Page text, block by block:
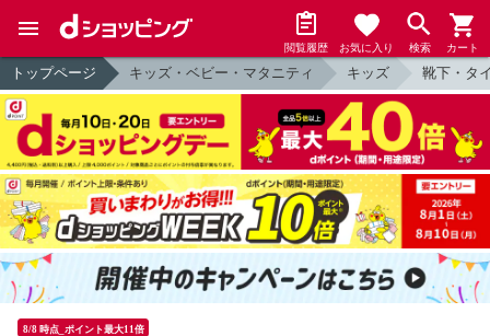
閲覧履歴 お気に入り 検索 カート
トップページ キッズ・ベビー・マタニティ キッズ 靴下・タ
8/8 時点_ポイント最大11倍